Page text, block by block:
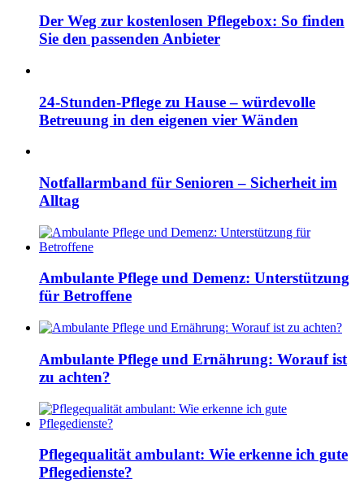
Der Weg zur kostenlosen Pflegebox: So finden
Sie den passenden Anbieter
24-Stunden-Pflege zu Hause – würdevolle
Betreuung in den eigenen vier Wänden
Notfallarmband für Senioren – Sicherheit im
Alltag
Ambulante Pflege und Demenz: Unterstützung
für Betroffene
Ambulante Pflege und Ernährung: Worauf ist
zu achten?
Pflegequalität ambulant: Wie erkenne ich gute
Pflegedienste?